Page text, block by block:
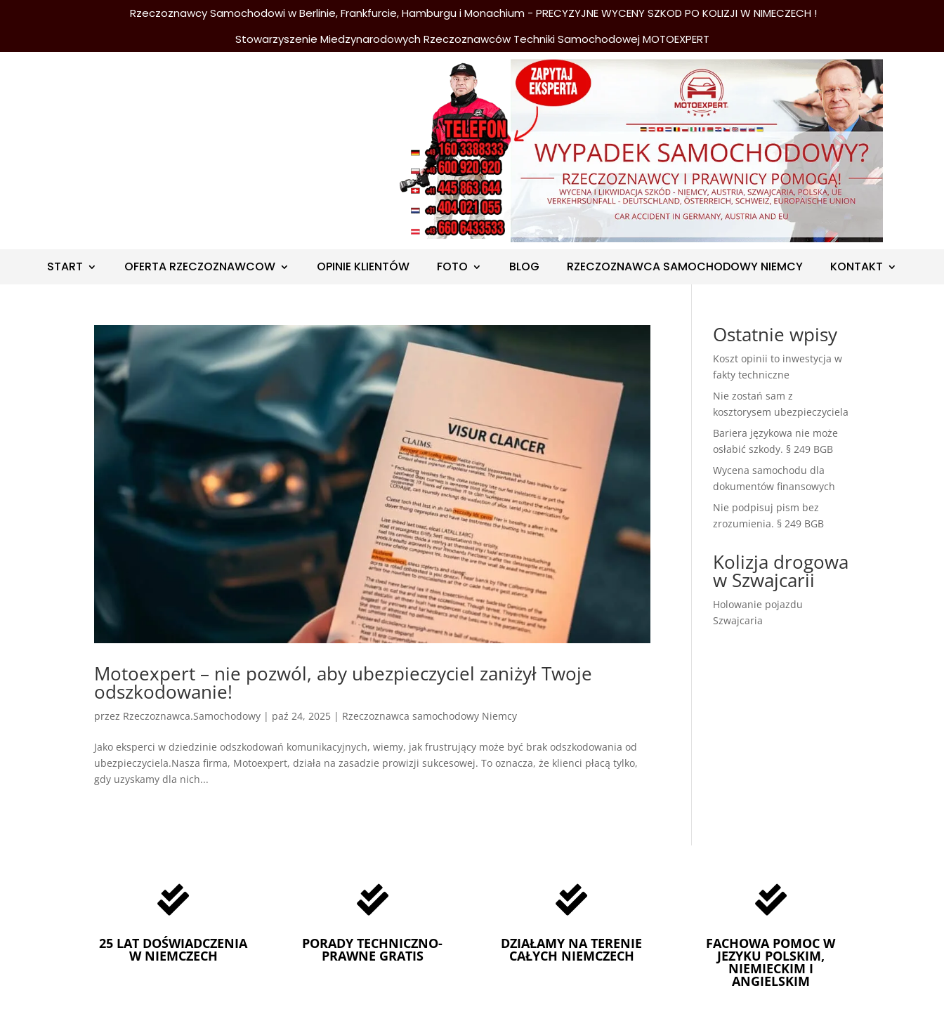
Rzeczoznawcy Samochodowi w Berlinie, Frankfurcie, Hamburgu i Monachium - PRECYZYJNE WYCENY SZKOD PO KOLIZJI W NIMECZECH !
Stowarzyszenie Miedzynarodowych Rzeczoznawców Techniki Samochodowej MOTOEXPERT
START OFERTA RZECZOZNAWCOW OPINIE KLIENTÓW FOTO BLOG RZECZOZNAWCA SAMOCHODOWY NIEMCY KONTAKT
Motoexpert – nie pozwól, aby ubezpieczyciel zaniżył Twoje
odszkodowanie!
przez Rzeczoznawca.Samochodowy | paź 24, 2025 | Rzeczoznawca samochodowy Niemcy
Jako eksperci w dziedzinie odszkodowań komunikacyjnych, wiemy, jak frustrujący może być brak odszkodowania od
ubezpieczyciela.Nasza firma, Motoexpert, działa na zasadzie prowizji sukcesowej. To oznacza, że klienci płacą tylko,
gdy uzyskamy dla nich...
Ostatnie wpisy
Koszt opinii to inwestycja w
fakty techniczne
Nie zostań sam z
kosztorysem ubezpieczyciela
Bariera językowa nie może
osłabić szkody. § 249 BGB
Wycena samochodu dla
dokumentów finansowych
Nie podpisuj pism bez
zrozumienia. § 249 BGB
Kolizja drogowa
w Szwajcarii
Holowanie pojazdu
Szwajcaria

25 LAT DOŚWIADCZENIA
W NIEMCZECH

PORADY TECHNICZNO-
PRAWNE GRATIS

DZIAŁAMY NA TERENIE
CAŁYCH NIEMCZECH

FACHOWA POMOC W
JEZYKU POLSKIM,
NIEMIECKIM I
ANGIELSKIM